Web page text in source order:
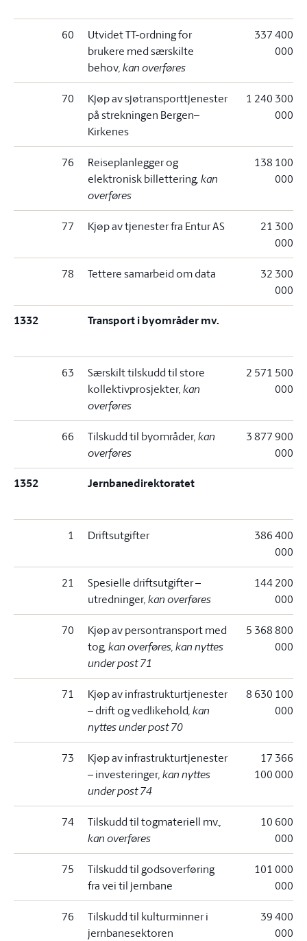
60
Utvidet TT-ordning for
brukere med særskilte
behov, kan overføres
337 400
000
70
Kjøp av sjøtransporttjenester
på strekningen Bergen–
Kirkenes
1 240 300
000
76
Reiseplanlegger og
elektronisk billettering, kan
overføres
138 100
000
77 Kjøp av tjenester fra Entur AS
21 300
000
78 Tettere samarbeid om data
32 300
000
1332 Transport i byområder mv.
63
Særskilt tilskudd til store
kollektivprosjekter, kan
overføres
2 571 500
000
66 Tilskudd til byområder, kan
overføres
3 877 900
000
1352 Jernbanedirektoratet
1 Driftsutgifter
386 400
000
21
Spesielle driftsutgifter –
utredninger, kan overføres
144 200
000
70
Kjøp av persontransport med
tog, kan overføres, kan nyttes
under post 71
5 368 800
000
71
Kjøp av infrastrukturtjenester
– drift og vedlikehold, kan
nyttes under post 70
8 630 100
000
73
Kjøp av infrastrukturtjenester
– investeringer, kan nyttes
under post 74
17 366
100 000
74 Tilskudd til togmateriell mv.,
kan overføres
10 600
000
75
Tilskudd til godsoverføring
fra vei til jernbane
101 000
000
76
Tilskudd til kulturminner i
jernbanesektoren
39 400
000